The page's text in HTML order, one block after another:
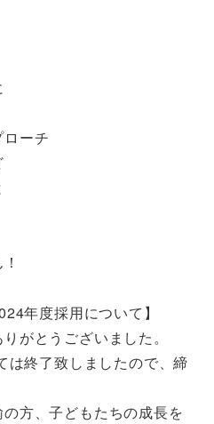
ーチ
年度採用について】
がとうございました。
は終了致しましたので、締
方、子どもたちの成長を